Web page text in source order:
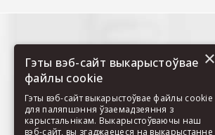
Рекомендуем
О нас
Продукты
Новинки
×
Гэты вэб-сайт выкарыстоўвае
файлы cookie
Гэты вэб-сайт выкарыстоўвае файлы cookie
для паляпшэння ўзаемадзеяння з
карыстальнікам. Выкарыстоўваючы наш
вэб-сайт, вы згаджаецеся на выкарыстанне